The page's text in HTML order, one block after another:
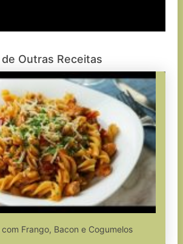
Outras Receitas
Frango, Bacon e Cogumelos